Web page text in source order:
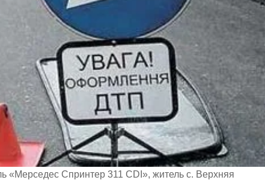
«Мерседес Спринтер 311 CDI», житель с. Верхняя